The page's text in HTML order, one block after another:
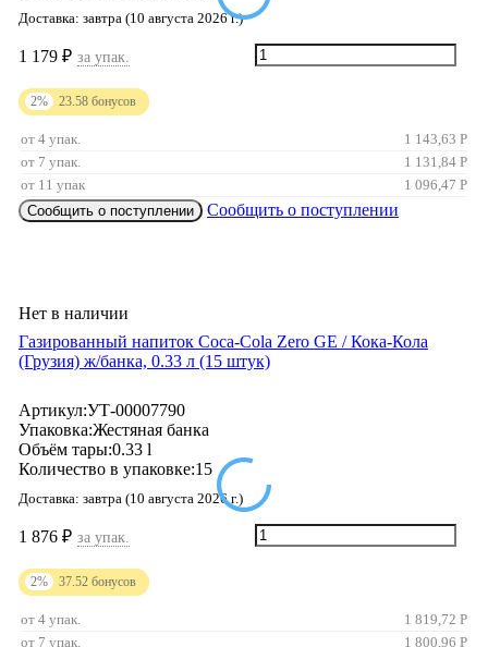
Доставка: завтра (10 августа 2026 г.)
1 179 ₽ за упак.
2% 23.58 бонусов
от 4 упак. 1 143,63 Р
от 7 упак.
1 131,84 Р
от 11 упак
1 096,47 Р
Сообщить о поступлении
Сообщить о поступлении
Нет в наличии
Газированный напиток Coca-Cola Zero GE / Кока-Кола
(Грузия) ж/банкa, 0.33 л (15 штук)
Артикул:УТ-00007790
Упаковка:Жестяная банка
Объём тары:0.33 l
Количество в упаковке:15
Доставка: завтра (10 августа 2026 г.)
1 876 ₽ за упак.
2% 37.52 бонусов
от 4 упак. 1 819,72 Р
от 7 упак.
1 800,96 Р